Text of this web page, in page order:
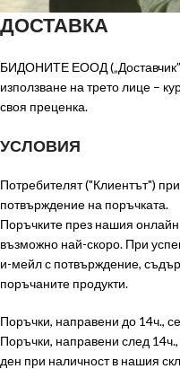
ДОСТАВКА
БИДОНИТЕ ЕООД
използване на трето лице –
своя преценка.
УСЛОВИЯ
Потребителят ("Клиентът")
потвърждение на поръчката.
Поръчките през нашия онлайн
възможно най-скоро. При
и-мейл с потвърждение,
поръчаните продукти.
Поръчки, направени до 14ч.,
Поръчки, направени след
ден при наличност в нашия